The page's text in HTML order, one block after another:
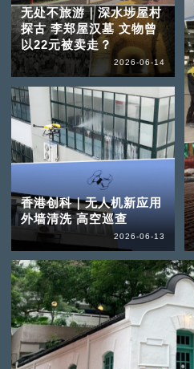
无处不旅游｜深水埗屋村
探古 李郑屋汉墓 文物曾
以22元被卖走？
2026-06-14
香港创科｜无人机新应用
外墙清洗 高空巡查
2026-06-13